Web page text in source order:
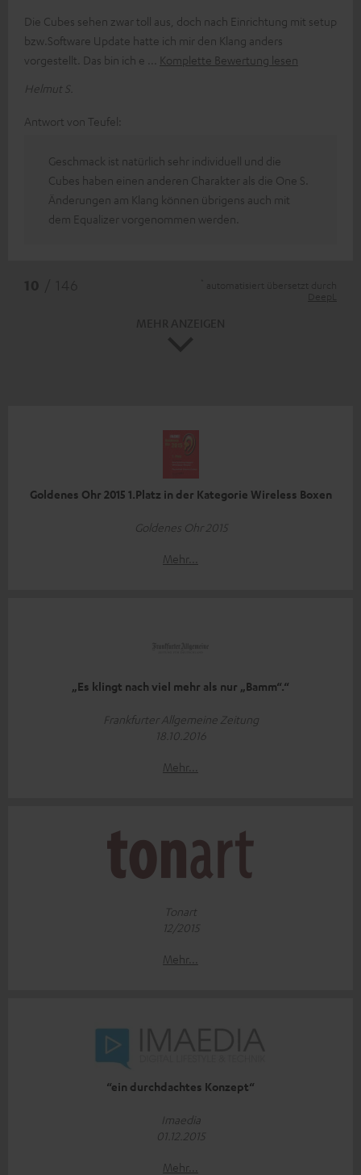
Die Cubes sehen zwar toll aus, doch nach Einrichtung mit setup
bzw.Software Update hatte ich mir den Klang anders
vorgestellt. Das bin ich e
Komplette Bewertung lesen
Helmut S.
Antwort von Teufel:
Geschmack ist natürlich sehr individuell und die
Cubes haben einen anderen Charakter als die One S.
Änderungen am Klang können übrigens auch mit
dem Equalizer vorgenommen werden.
Goldenes Ohr 2015 1.Platz in der Kategorie Wireless Boxen
Goldenes Ohr 2015
Mehr...
„Es klingt nach viel mehr als nur „Bamm“.“
Frankfurter Allgemeine Zeitung
18.10.2016
Mehr...
Tonart
12/2015
Mehr...
“ein durchdachtes Konzept“
Imaedia
01.12.2015
Mehr...